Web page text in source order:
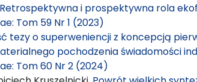
Retrospektywna i prospektywna rola
Tom 59 Nr 1 (2023)
tezy o superweniencji z koncepcją
pochodzenia świadomości
Tom 60 Nr 2 (2024)